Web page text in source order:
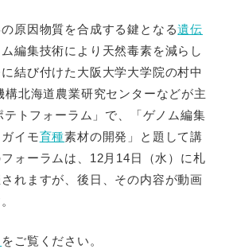
ン
原因物質を合成する鍵となる遺伝
編集技術により天然毒素を減らし
結び付けた大阪大学大学院の村中
構北海道農業研究センターなどが主
トフォーラム」で、「ゲノム編集
イモ育種素材の開発」と題して講
ォーラムは、12月14日（水）に札
れますが、後日、その内容が動画
をご覧ください。